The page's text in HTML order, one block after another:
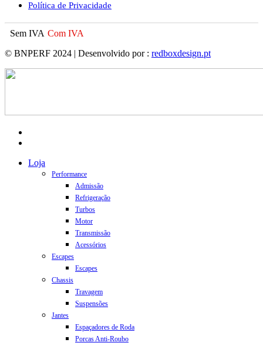
Política de Privacidade
Sem IVA Com IVA
© BNPERF 2024 | Desenvolvido por : redboxdesign.pt
Close
Loja
Performance
Admissão
Refrigeração
Turbos
Motor
Transmissão
Acessórios
Escapes
Escapes
Chassis
Travagem
Suspensões
Jantes
Espaçadores de Roda
Porcas Anti-Roubo